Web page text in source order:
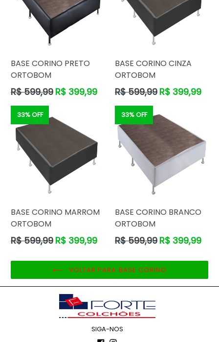
BASE CORINO PRETO
ORTOBOM
Preço
R$ 599,99 R$ 399,99
BASE CORINO CINZA
ORTOBOM
Preço
R$ 599,99 R$ 399,99
33% OFF
BASE CORINO MARROM
ORTOBOM
Preço
R$ 599,99 R$ 399,99
33% OFF
BASE CORINO BRANCO
ORTOBOM
Preço
R$ 599,99 R$ 399,99
VOLTAR PARA BASE CORINO
SIGA-NOS